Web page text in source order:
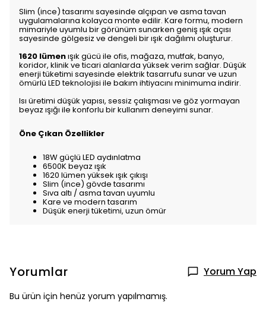
Slim (ince) tasarımı sayesinde alçıpan ve asma tavan
uygulamalarına kolayca monte edilir. Kare formu, modern
mimariyle uyumlu bir görünüm sunarken geniş ışık açısı
sayesinde gölgesiz ve dengeli bir ışık dağılımı oluşturur.
1620 lümenışık gücü ile ofis, mağaza, mutfak, banyo,
koridor, klinik ve ticari alanlarda yüksek verim sağlar. Düşük
enerji tüketimi sayesinde elektrik tasarrufu sunar ve uzun
ömürlü LED teknolojisi ile bakım ihtiyacını minimuma indirir.
Isı üretimi düşük yapısı, sessiz çalışması ve göz yormayan
beyaz ışığı ile konforlu bir kullanım deneyimi sunar.
Öne Çıkan Özellikler
18W güçlü LED aydınlatma
6500K beyaz ışık
1620 lümen yüksek ışık çıkışı
Slim (ince) gövde tasarımı
Sıva altı / asma tavan uyumlu
Kare ve modern tasarım
Düşük enerji tüketimi, uzun ömür
Yorumlar Yorum Yap
Bu ürün için henüz yorum yapılmamış.